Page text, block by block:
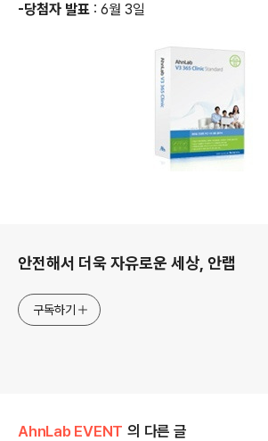
-당첨자 발표 : 6월 3일
안전해서 더욱 자유로운 세상, 안랩
구독하기
AhnLab EVENT 의 다른 글